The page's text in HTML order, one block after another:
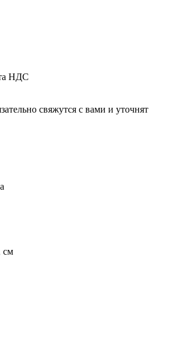
НДС
свяжутся с вами и уточнят
см